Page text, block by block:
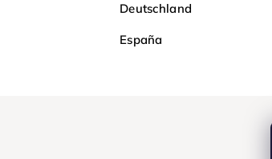
Deutschland
España